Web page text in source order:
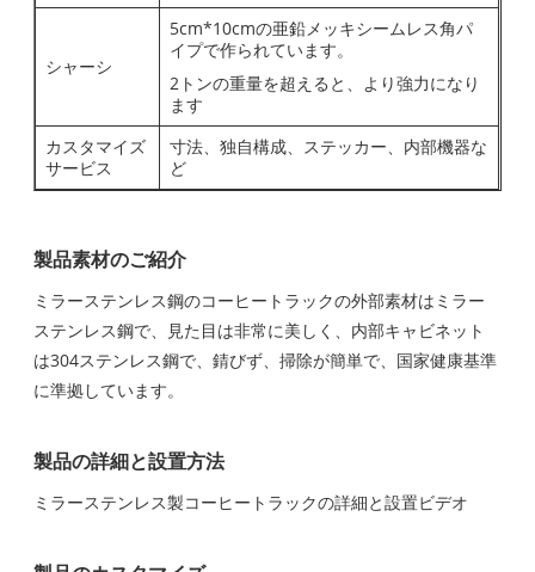
シャーシ
5cm*10cmの亜鉛メッキシームレス角パ
イプで作られています。
2トンの重量を超えると、より強力になり
ます
カスタマイズ
サービス
寸法、独自構成、ステッカー、内部機器な
ど
製品素材のご紹介
ミラーステンレス鋼のコーヒートラックの外部素材はミラー
ステンレス鋼で、見た目は非常に美しく、内部キャビネット
は304ステンレス鋼で、錆びず、掃除が簡単で、国家健康基準
に準拠しています。
製品の詳細と設置方法
ミラーステンレス製コーヒートラックの詳細と設置ビデオ